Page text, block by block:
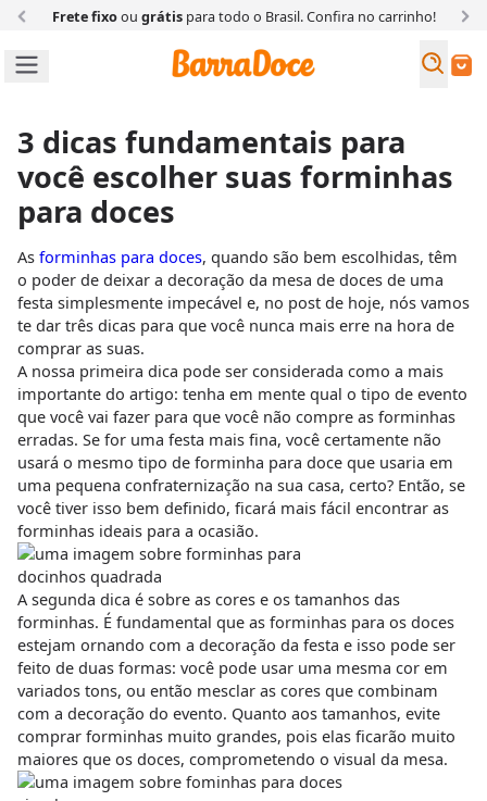
Frete fixoou grátispara todo o Brasil. Confira no carrinho!
Buscar
3 dicas fundamentais para
você escolher suas forminhas
para doces
As forminhas para doces, quando são bem escolhidas, têm
o poder de deixar a decoração da mesa de doces de uma
festa simplesmente impecável e, no post de hoje, nós vamos
te dar três dicas para que você nunca mais erre na hora de
comprar as suas.
A nossa primeira dica pode ser considerada como a mais
importante do artigo: tenha em mente qual o tipo de evento
que você vai fazer para que você não compre as forminhas
erradas. Se for uma festa mais fina, você certamente não
usará o mesmo tipo de forminha para doce que usaria em
uma pequena confraternização na sua casa, certo? Então, se
você tiver isso bem definido, ficará mais fácil encontrar as
forminhas ideais para a ocasião.
A segunda dica é sobre as cores e os tamanhos das
forminhas. É fundamental que as forminhas para os doces
estejam ornando com a decoração da festa e isso pode ser
feito de duas formas: você pode usar uma mesma cor em
variados tons, ou então mesclar as cores que combinam
com a decoração do evento. Quanto aos tamanhos, evite
comprar forminhas muito grandes, pois elas ficarão muito
maiores que os doces, comprometendo o visual da mesa.